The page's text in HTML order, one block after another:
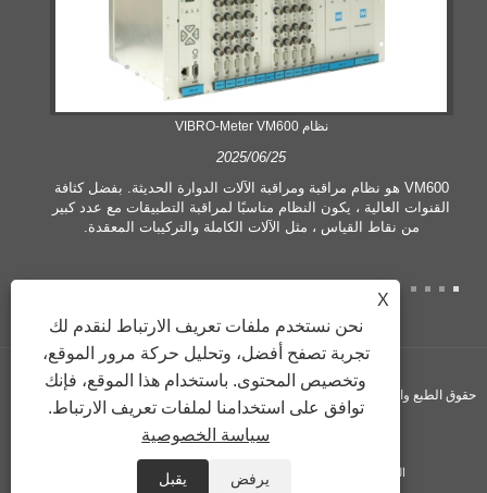
نظام VIBRO-Meter VM600
2025/06/25
VM600 هو نظام مراقبة ومراقبة الآلات الدوارة الحديثة. بفضل كثافة
القنوات العالية ، يكون النظام مناسبًا لمراقبة التطبيقات مع عدد كبير
من نقاط القياس ، مثل الآلات الكاملة والتركيبات المعقدة.
حقوق الطبع والنشر © 2024 شركة Vogi ​​International Trading Co., Ltd. جميع الحقوق
محفوظة.
RSS
X
نحن نستخدم ملفات تعريف الارتباط لنقدم لك
تجربة تصفح أفضل، وتحليل حركة مرور الموقع،
وتخصيص المحتوى. باستخدام هذا الموقع، فإنك
توافق على استخدامنا لملفات تعريف الارتباط.
سياسة الخصوصية
يرفض يقبل